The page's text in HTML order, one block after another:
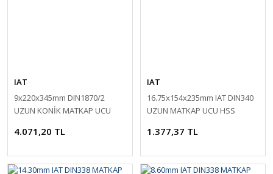
IAT
9x220x345mm DIN1870/2
UZUN KONİK MATKAP UCU
4.071,20 TL
IAT
16.75x154x235mm IAT DIN340
UZUN MATKAP UCU HSS
1.377,37 TL